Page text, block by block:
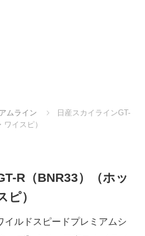
ムライン
日産スカイラインGT-
イスピ）
R（BNR33）（ホッ
ピ）
イルドスピードプレミアムシ